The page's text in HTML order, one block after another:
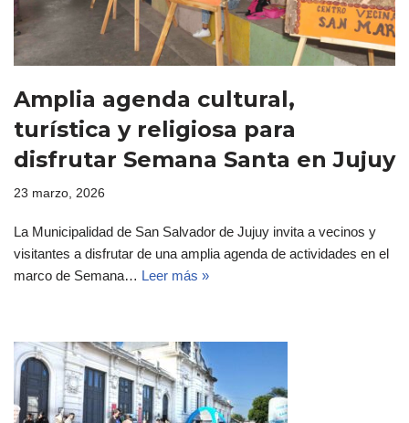
Amplia agenda cultural,
turística y religiosa para
disfrutar Semana Santa en Jujuy
23 marzo, 2026
La Municipalidad de San Salvador de Jujuy invita a vecinos y
visitantes a disfrutar de una amplia agenda de actividades en el
marco de Semana… Leer más »